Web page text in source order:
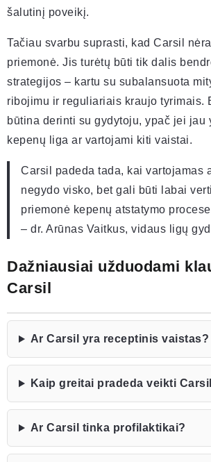
šalutinį poveikį.
Tačiau svarbu suprasti, kad Carsil
priemonė. Jis turėtų būti tik dalis
strategijos – kartu su subalansuota
ribojimu ir reguliariais kraujo tyrimais.
būtina derinti su gydytoju, ypač jei jau
kepenų liga ar vartojami kiti vaistai.
Carsil padeda tada, kai vartojamas
negydo visko, bet gali būti labai
priemonė kepenų atstatymo
– dr. Arūnas Vaitkus, vidaus ligų
Dažniausiai užduodami
Carsil
Ar Carsil yra receptinis vaistas?
Kaip greitai pradeda veikti
Ar Carsil tinka profilaktikai?